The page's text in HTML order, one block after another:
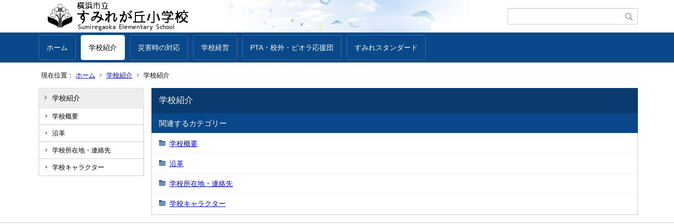
ホーム 学校紹介 災害時の対応 学校経営 PTA・校外・ビオラ応援団 すみれスタンダード
現在位置： ホーム 学校紹介 学校紹介
学校紹介
学校概要
沿革
学校所在地・連絡先
学校キャラクター
学校紹介
関連するカテゴリー
学校概要
沿革
学校所在地・連絡先
学校キャラクター